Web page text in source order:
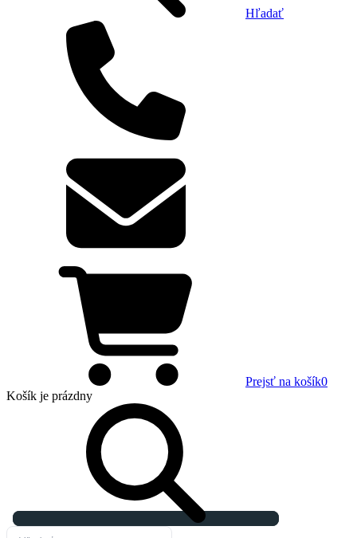
Hľadať
Prejsť na košík0
Košík je prázdny